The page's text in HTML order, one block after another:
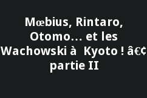
Mœbius, Rintaro,
Otomo… et les
Wachowski à Kyoto ! â€¢
partie II